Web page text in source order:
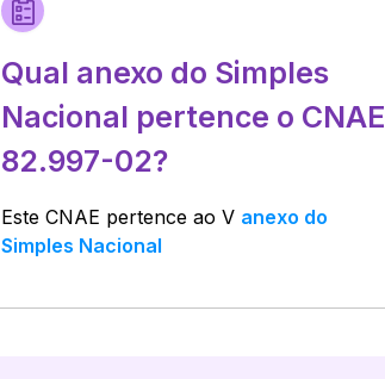
Qual anexo do Simples
Nacional pertence o CNAE
82.997-02?
Este CNAE pertence aoV anexo do
Simples Nacional